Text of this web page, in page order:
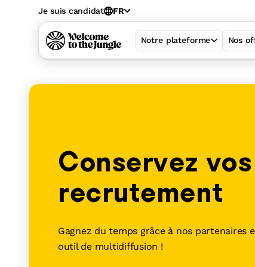
Je suis candidat FR
Notre plateforme Nos
Conservez
recrutement
Gagnez du temps grâce à nos partenaires
outil de multidiffusion !